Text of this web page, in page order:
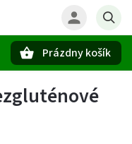
Prázdny košík